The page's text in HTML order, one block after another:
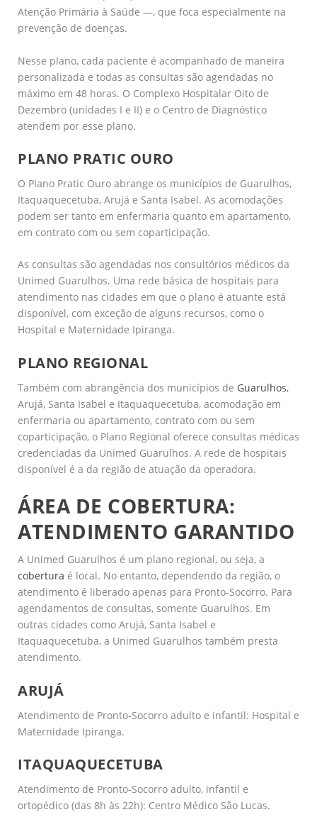
Atenção Primária à Saúde —, que foca especialmente na
prevenção de doenças.
Nesse plano, cada paciente é acompanhado de maneira
personalizada e todas as consultas são agendadas no
máximo em 48 horas. O Complexo Hospitalar Oito de
Dezembro (unidades I e II) e o Centro de Diagnóstico
atendem por esse plano.
PLANO PRATIC OURO
O Plano Pratic Ouro abrange os municípios de Guarulhos,
Itaquaquecetuba, Arujá e Santa Isabel. As acomodações
podem ser tanto em enfermaria quanto em apartamento,
em contrato com ou sem coparticipação.
As consultas são agendadas nos consultórios médicos da
Unimed Guarulhos. Uma rede básica de hospitais para
atendimento nas cidades em que o plano é atuante está
disponível, com exceção de alguns recursos, como o
Hospital e Maternidade Ipiranga.
PLANO REGIONAL
Também com abrangência dos municípios de Guarulhos,
Arujá, Santa Isabel e Itaquaquecetuba, acomodação em
enfermaria ou apartamento, contrato com ou sem
coparticipação, o Plano Regional oferece consultas médicas
credenciadas da Unimed Guarulhos. A rede de hospitais
disponível é a da região de atuação da operadora.
ÁREA DE COBERTURA:
ATENDIMENTO GARANTIDO
A Unimed Guarulhos é um plano regional, ou seja, a
cobertura é local. No entanto, dependendo da região, o
atendimento é liberado apenas para Pronto-Socorro. Para
agendamentos de consultas, somente Guarulhos. Em
outras cidades como Arujá, Santa Isabel e
Itaquaquecetuba, a Unimed Guarulhos também presta
atendimento.
ARUJÁ
Atendimento de Pronto-Socorro adulto e infantil: Hospital e
Maternidade Ipiranga.
ITAQUAQUECETUBA
Atendimento de Pronto-Socorro adulto, infantil e
ortopédico (das 8h às 22h): Centro Médico São Lucas.